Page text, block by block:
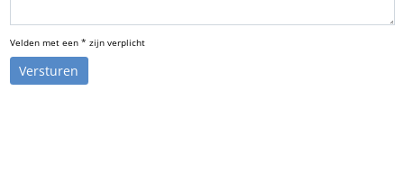
Velden met een * zijn verplicht
Versturen